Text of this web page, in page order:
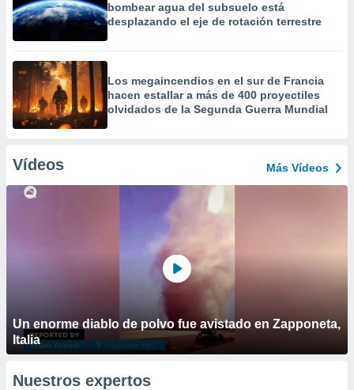
bombear agua del subsuelo está
desplazando el eje de rotación terrestre
Los megaincendios en el sur de Francia
hacen estallar a más de 400 proyectiles
olvidados de la Segunda Guerra Mundial
Vídeos Más Vídeos
Un enorme diablo de polvo fue avistado en Zapponeta,
Italia
Nuestros expertos